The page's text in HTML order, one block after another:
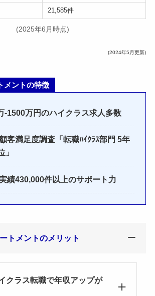
21,585件
(2025年6月時点)
(2024年5月更新)
メントの特徴
-1500万円のハイクラス求人多数
客満足度調査「転職ﾊｲｸﾗｽ部門 5年
」
績430,000件以上のサポート力
トメントのメリット
クラス転職で年収アップが